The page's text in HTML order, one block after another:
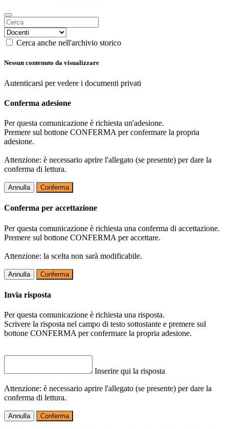
Cerca anche nell'archivio storico
Nessun contenuto da visualizzare
Autenticarsi per vedere i documenti privati
Conferma adesione
Per questa comunicazione è richiesta un'adesione.
Premere sul bottone CONFERMA per confermare la propria
adesione.
Attenzione: è necessario aprire l'allegato (se presente) per dare la
conferma di lettura.
Annulla Conferma
Conferma per accettazione
Per questa comunicazione è richiesta una conferma di accettazione.
Premere sul bottone CONFERMA per accettare.
Attenzione: la scelta non sarà modificabile.
Annulla Conferma
Invia risposta
Per questa comunicazione è richiesta una risposta.
Scrivere la risposta nel campo di testo sottostante e premere sul
bottone CONFERMA per confermare la propria adesione.
Inserire qui la risposta
Attenzione: è necessario aprire l'allegato (se presente) per dare la
conferma di lettura.
Annulla Conferma